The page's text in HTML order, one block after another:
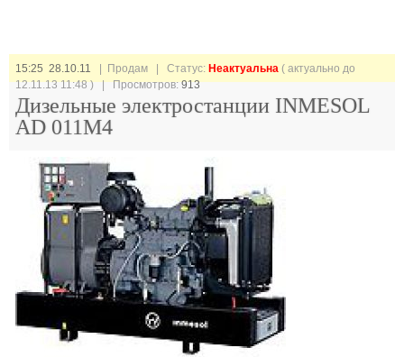
15:25 28.10.11 | Продам | Статус: Неактуальна ( актуально до
12.11.13 11:48 ) | Просмотров:913
Дизельные электростанции INMESOL
AD 011M4